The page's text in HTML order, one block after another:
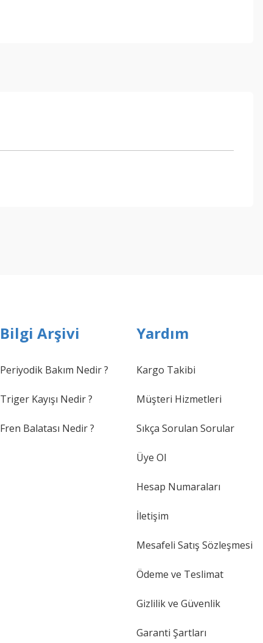
Bilgi Arşivi
Periyodik Bakım Nedir ?
Triger Kayışı Nedir ?
Fren Balatası Nedir ?
Yardım
Kargo Takibi
Müşteri Hizmetleri
Sıkça Sorulan Sorular
Üye Ol
Hesap Numaraları
İletişim
Mesafeli Satış Sözleşmesi
Ödeme ve Teslimat
Gizlilik ve Güvenlik
Garanti Şartları